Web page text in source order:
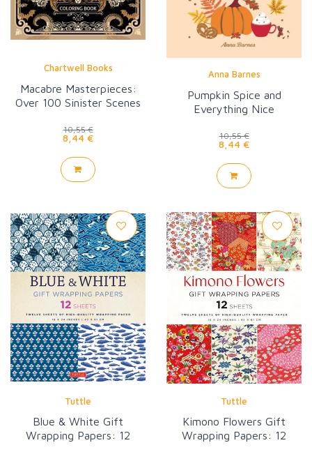
Chartwell Books
Macabre Masterpieces:
Over 100 Sinister Scenes
10,55 €
8,44 €
Anna Barnes
Pumpkin Spice and
Everything Nice
10,55 €
8,44 €
Tuttle
Blue & White Gift
Wrapping Papers: 12
Tuttle
Kimono Flowers Gift
Wrapping Papers: 12